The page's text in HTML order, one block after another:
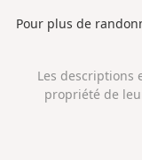
côte jusqu'au ferry
étrange sensation
solitude. Le
Les silhouettes
d'Orfordness. La
Pour plus de
Les descriptions
propriété de